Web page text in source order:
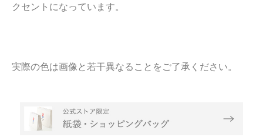
クセントになっています。
実際の色は画像と若干異なることをご了承ください。